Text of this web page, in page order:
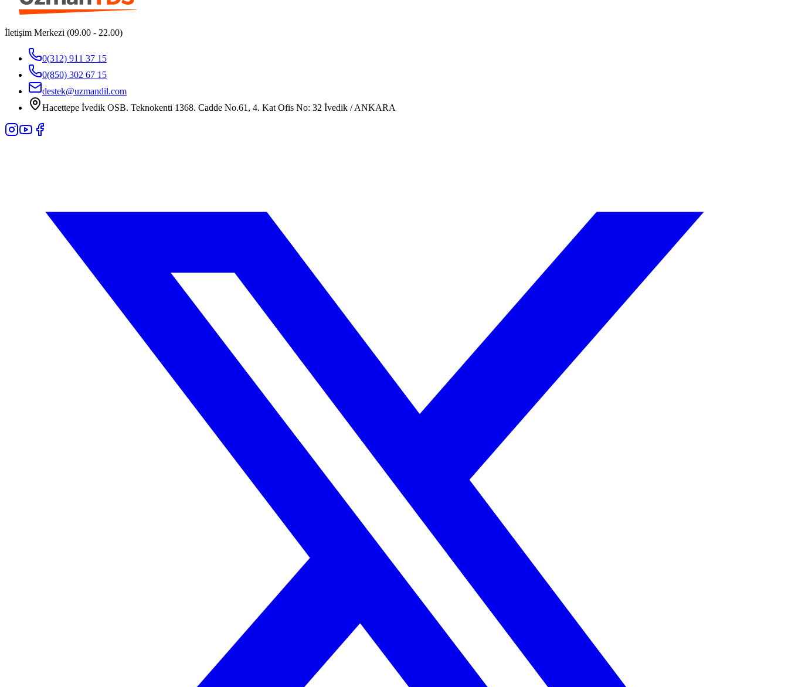
İletişim Merkezi (09.00 - 22.00)
0(312) 911 37 15
0(850) 302 67 15
destek@uzmandil.com
Hacettepe İvedik OSB. Teknokenti 1368. Cadde No.61, 4. Kat Ofis No: 32 İvedik / ANKARA